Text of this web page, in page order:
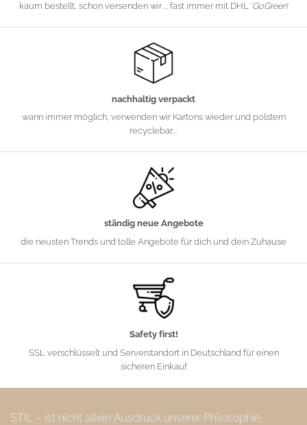
kaum bestellt, schon versenden wir ... fast immer mit DHL 'GoGreen'
nachhaltig verpackt
wann immer möglich, verwenden wir Kartons wieder und polstern
recyclebar....
ständig neue Angebote
die neusten Trends und tolle Angebote für dich und dein Zuhause
Safety first!
SSL verschlüsselt und Serverstandort in Deutschland für einen
sicheren Einkauf
STIL – ist nicht allein Ausdruck unserer Philosophie,